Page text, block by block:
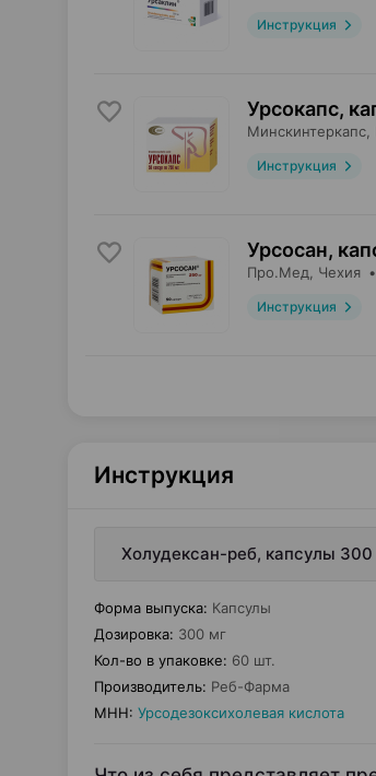
Инструкция
Урсокапс,
Минскинтеркапс
Инструкция
Урсосан,
Про.Мед , Чехия •
Инструкция
Инструкция
Холудексан-реб, капсулы
Форма выпуска: Капсулы
Дозировка: 300 мг
Кол-во в упаковке: 60 шт.
Производитель: Реб-Фарма
МНН: Урсодезоксихолевая кислота